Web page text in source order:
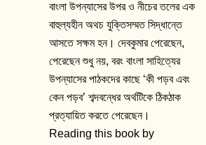
বাংলা উপন্যাসের উপর ও নীচের তলের এক
বাহুল্যহীন অথচ যুক্তিসম্মত সিদ্ধান্তে
আসতে সক্ষম হন। দেবকুমার পেরেছেন,
পেরেছেন শুধু নয়, বরং বাংলা সাহিত্যের
উপন্যাসের পাঠকদের কাছে ‘কী পড়ব এবং
কেন পড়ব’ শব্দবন্ধের অর্থটিকে ঠিকঠাক
প্রত্যায়িত করতে পেরেছেন।
Reading this book by